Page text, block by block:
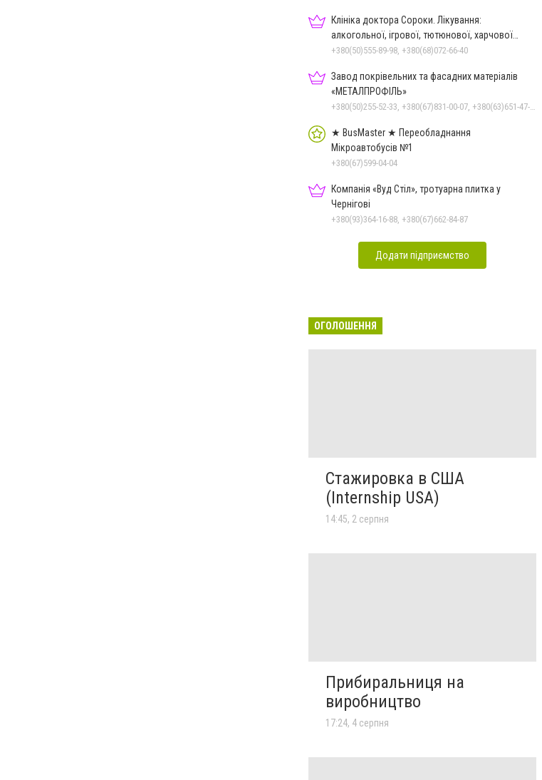
Клініка доктора Сороки. Лікування:
алкогольної, ігрової, тютюнової, харчової
залежностей, неврозів т
+380(50)555-89-98, +380(68)072-66-40
Завод покрівельних та фасадних матеріалів
«МЕТАЛПРОФІЛЬ»
★ BusMaster ★ Переобладнання
Мікроавтобусів №1
+380(67)599-04-04
Компанія «Вуд Стіл», тротуарна плитка у
Чернігові
+380(93)364-16-88, +380(67)662-84-87
Додати підприємство
ОГОЛОШЕННЯ
Стажировка в США
(Internship USA)
14:45, 2 серпня
Прибиральниця на
виробництво
17:24, 4 серпня